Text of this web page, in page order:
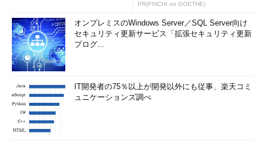
PR(FINCHI on GOETHE)
オンプレミスのWindows Server／SQL Server向け
セキュリティ更新サービス「拡張セキュリティ更新
プログ...
IT開発者の75％以上が開発以外にも従事、楽天コミ
ュニケーションズ調べ